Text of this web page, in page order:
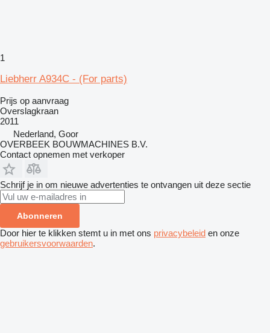
1
Liebherr A934C - (For parts)
Prijs op aanvraag
Overslagkraan
2011
Nederland, Goor
OVERBEEK BOUWMACHINES B.V.
Contact opnemen met verkoper
Schrijf je in om nieuwe advertenties te ontvangen uit deze sectie
Abonneren
Door hier te klikken stemt u in met ons privacybeleid en onze
gebruikersvoorwaarden.